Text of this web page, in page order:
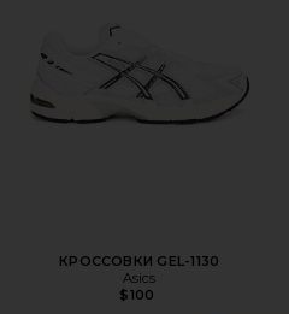
КРОССОВКИ GEL-1130
Asics
$100